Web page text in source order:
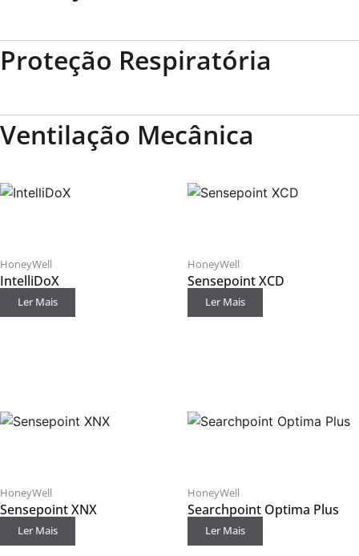
Proteção Respiratória
Ventilação Mecânica
HoneyWell
IntelliDoX
Ler Mais
HoneyWell
Sensepoint XCD
Ler Mais
HoneyWell
Sensepoint XNX
Ler Mais
HoneyWell
Searchpoint Optima Plus
Ler Mais